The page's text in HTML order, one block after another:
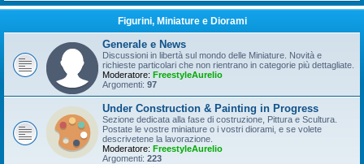
Figurini, Miniature e Diorami
Generale e News
Discussioni in libertà sul mondo delle Miniature. Novità e
richieste particolari che non rientrano in categorie più dettagliate.
Moderatore: FreestyleAurelio
Argomenti: 97
Under Construction & Painting in Progress
Sezione dedicata alla fase di costruzione, Pittura e Scultura.
Postate le vostre miniature o i vostri diorami, e se volete
descrivetene la lavorazione.
Moderatore: FreestyleAurelio
Argomenti: 223